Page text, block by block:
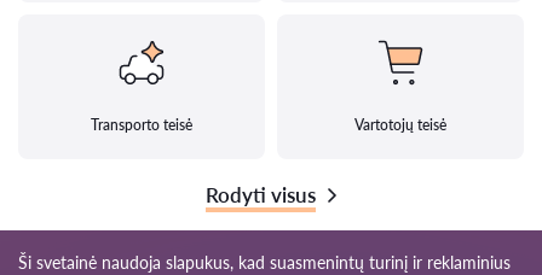
Transporto teisė Vartotojų teisė
Rodyti visus
Ši svetainė naudoja slapukus, kad suasmenintų turinį ir reklaminius